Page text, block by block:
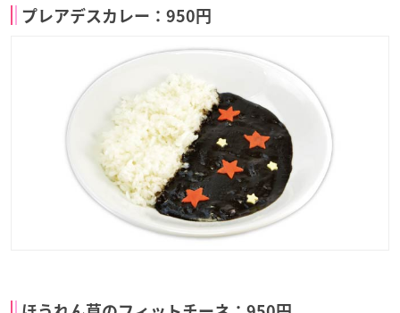
プレアデスカレー：950円